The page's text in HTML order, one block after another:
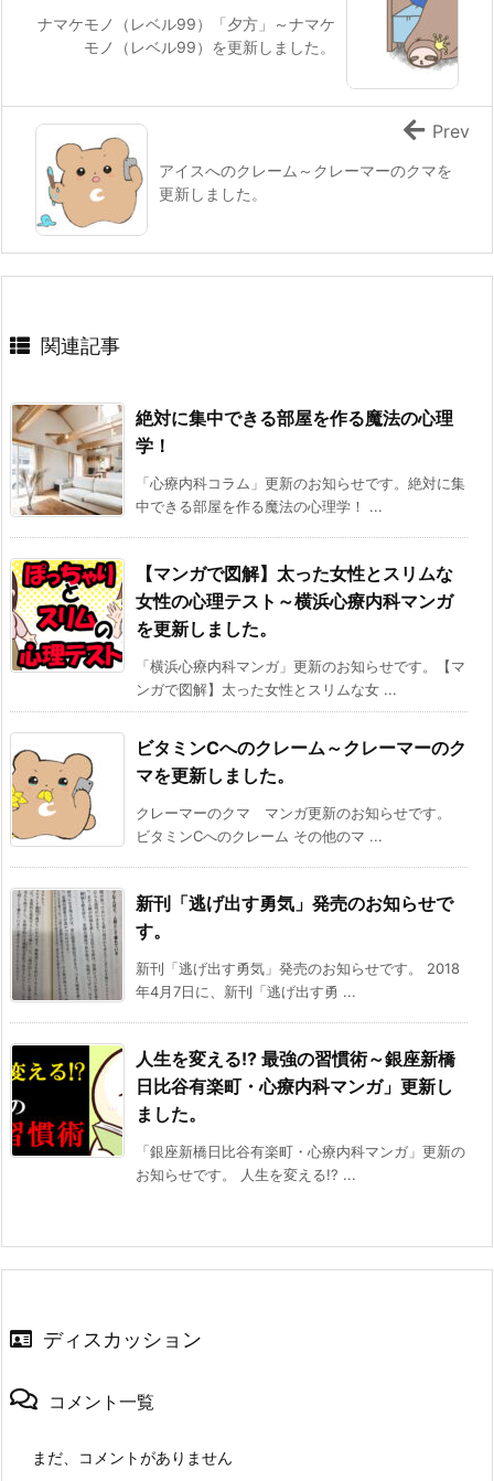
ナマケモノ（レベル99）「夕方」～ナマケ
モノ（レベル99）を更新しました。
アイスへのクレーム～クレーマーのクマを
更新しました。
Prev
関連記事
絶対に集中できる部屋を作る魔法の心理
学！
「心療内科コラム」更新のお知らせです。絶対に集
中できる部屋を作る魔法の心理学！ ...
【マンガで図解】太った女性とスリムな
女性の心理テスト～横浜心療内科マンガ
を更新しました。
「横浜心療内科マンガ」更新のお知らせです。【マ
ンガで図解】太った女性とスリムな女 ...
ビタミンCへのクレーム～クレーマーのク
マを更新しました。
クレーマーのクマ マンガ更新のお知らせです。
ビタミンCへのクレーム その他のマ ...
新刊「逃げ出す勇気」発売のお知らせで
す。
新刊「逃げ出す勇気」発売のお知らせです。 2018
年4月7日に、新刊「逃げ出す勇 ...
人生を変える!? 最強の習慣術～銀座新橋
日比谷有楽町・心療内科マンガ」更新し
ました。
「銀座新橋日比谷有楽町・心療内科マンガ」更新の
お知らせです。 人生を変える!? ...
ディスカッション
コメント一覧
まだ、コメントがありません